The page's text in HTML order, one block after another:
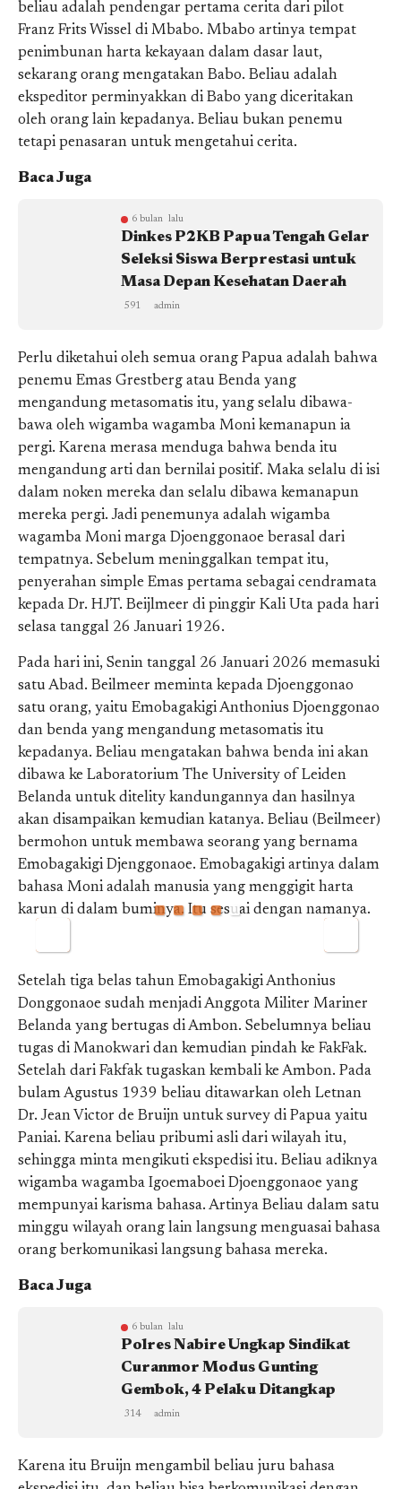
beliau adalah pendengar pertama cerita dari pilot
Franz Frits Wissel di Mbabo. Mbabo artinya tempat
penimbunan harta kekayaan dalam dasar laut,
sekarang orang mengatakan Babo. Beliau adalah
ekspeditor perminyakkan di Babo yang diceritakan
oleh orang lain kepadanya. Beliau bukan penemu
tetapi penasaran untuk mengetahui cerita.
Baca Juga
6 bulan lalu
Dinkes P2KB Papua Tengah Gelar
Seleksi Siswa Berprestasi untuk
Masa Depan Kesehatan Daerah
591 admin
Perlu diketahui oleh semua orang Papua adalah bahwa
penemu Emas Grestberg atau Benda yang
mengandung metasomatis itu, yang selalu dibawa-
bawa oleh wigamba wagamba Moni kemanapun ia
pergi. Karena merasa menduga bahwa benda itu
mengandung arti dan bernilai positif. Maka selalu di isi
dalam noken mereka dan selalu dibawa kemanapun
mereka pergi. Jadi penemunya adalah wigamba
wagamba Moni marga Djoenggonaoe berasal dari
tempatnya. Sebelum meninggalkan tempat itu,
penyerahan simple Emas pertama sebagai cendramata
kepada Dr. HJT. Beijlmeer di pinggir Kali Uta pada hari
selasa tanggal 26 Januari 1926.
Pada hari ini, Senin tanggal 26 Januari 2026 memasuki
satu Abad. Beilmeer meminta kepada Djoenggonao
satu orang, yaitu Emobagakigi Anthonius Djoenggonao
dan benda yang mengandung metasomatis itu
kepadanya. Beliau mengatakan bahwa benda ini akan
dibawa ke Laboratorium The University of Leiden
Belanda untuk ditelity kandungannya dan hasilnya
akan disampaikan kemudian katanya. Beliau (Beilmeer)
bermohon untuk membawa seorang yang bernama
Emobagakigi Djenggonaoe. Emobagakigi artinya dalam
bahasa Moni adalah manusia yang menggigit harta
karun di dalam buminya. Itu sesuai dengan namanya.
Setelah tiga belas tahun Emobagakigi Anthonius
Donggonaoe sudah menjadi Anggota Militer Mariner
Belanda yang bertugas di Ambon. Sebelumnya beliau
tugas di Manokwari dan kemudian pindah ke FakFak.
Setelah dari Fakfak tugaskan kembali ke Ambon. Pada
bulam Agustus 1939 beliau ditawarkan oleh Letnan
Dr. Jean Victor de Bruijn untuk survey di Papua yaitu
Paniai. Karena beliau pribumi asli dari wilayah itu,
sehingga minta mengikuti ekspedisi itu. Beliau adiknya
wigamba wagamba Igoemaboei Djoenggonaoe yang
mempunyai karisma bahasa. Artinya Beliau dalam satu
minggu wilayah orang lain langsung menguasai bahasa
orang berkomunikasi langsung bahasa mereka.
Baca Juga
6 bulan lalu
Polres Nabire Ungkap Sindikat
Curanmor Modus Gunting
Gembok, 4 Pelaku Ditangkap
314 admin
Karena itu Bruijn mengambil beliau juru bahasa